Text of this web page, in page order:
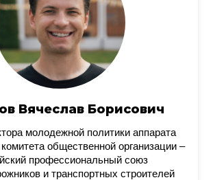
Вячеслав Борисович
молодежной политики аппарата
общественной организации –
профессиональный союз
и транспортных строителей